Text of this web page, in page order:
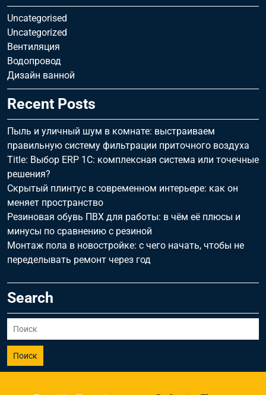
Uncategorised
Uncategorized
Вентиляция
Водопровод
Дизайн ванной
Recent Posts
Пыль и уличный шум в комнате: выстраиваем
правильную систему фильтрации приточного воздуха
Title: Выбор ERP 1С: комплексная система или точечные
решения?
Скрытый плинтус в современном интерьере: как он
меняет пространство
Резиновая обувь ПВХ для работы: в чём её плюсы и
минусы по сравнению с резиной
Монтаж пола в новостройке: с чего начать, чтобы не
переделывать ремонт через год
Search
Поиск